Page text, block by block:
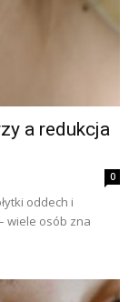
a redukcja
0
oddech i
wiele osób zna